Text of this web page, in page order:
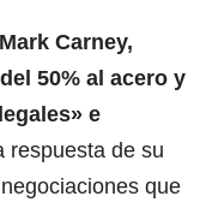
Mark Carney,
50% al acero y
e
respuesta de su
que